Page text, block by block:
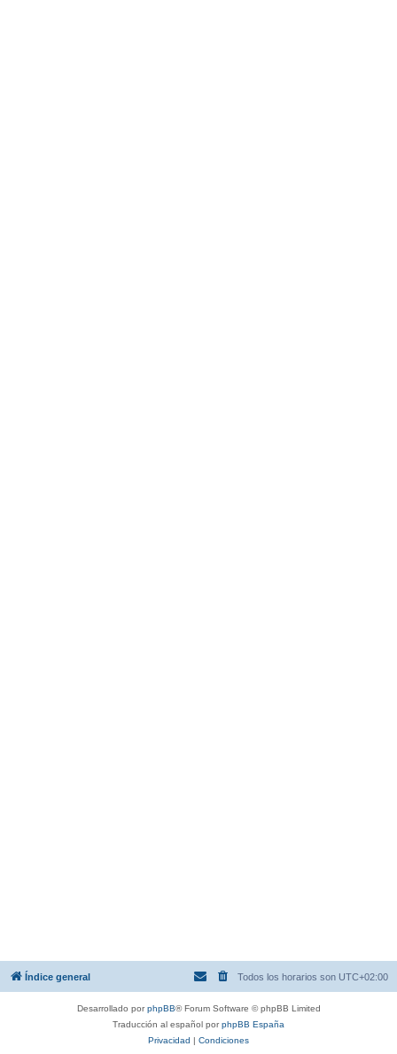
Índice general Todos los horarios son UTC+02:00
Desarrollado porphpBB® Forum Software © phpBB Limited
Traducción al español porphpBB España
Privacidad
Condiciones